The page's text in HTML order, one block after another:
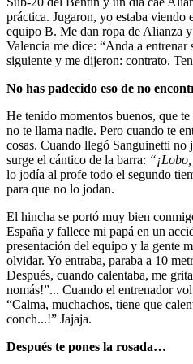
práctica. Jugaron, yo estaba viendo
equipo B. Me dan ropa de Alianza
Valencia me dice: “Anda a entrenar
siguiente y me dijeron: contrato.
No has padecido eso de no
He tenido momentos buenos, que
no te llama nadie. Pero cuando te
cosas. Cuando llegó Sanguinetti no
surge el cántico de la barra:
lo jodía al profe todo el segundo
para que no lo jodan.
El hincha se portó muy bien
España y fallece mi papá en un
presentación del equipo y la gente
olvidar. Yo entraba, paraba a 10
Después, cuando calentaba, me
nomás!”... Cuando el entrenador
“Calma, muchachos, tiene que
conch...!” Jajaja.
Después te pones la rosada…